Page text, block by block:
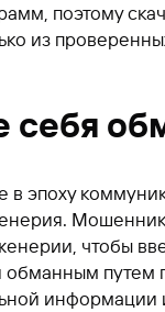
поэтому
из
себя
в эпоху
чтобы
путем
информации